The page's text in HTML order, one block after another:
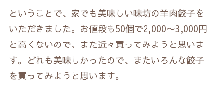
ということで、家でも美味しい味坊の羊肉餃子を
いただきました。お値段も50個で2,000〜3,000円
と高くないので、また近々買ってみようと思いま
す。どれも美味しかったので、またいろんな餃子
を買ってみようと思います。